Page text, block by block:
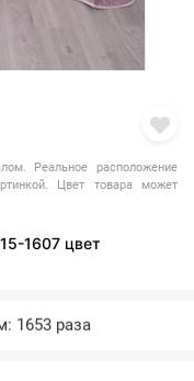
Реальное расположение
Цвет товара может
1607 цвет
1653 раза